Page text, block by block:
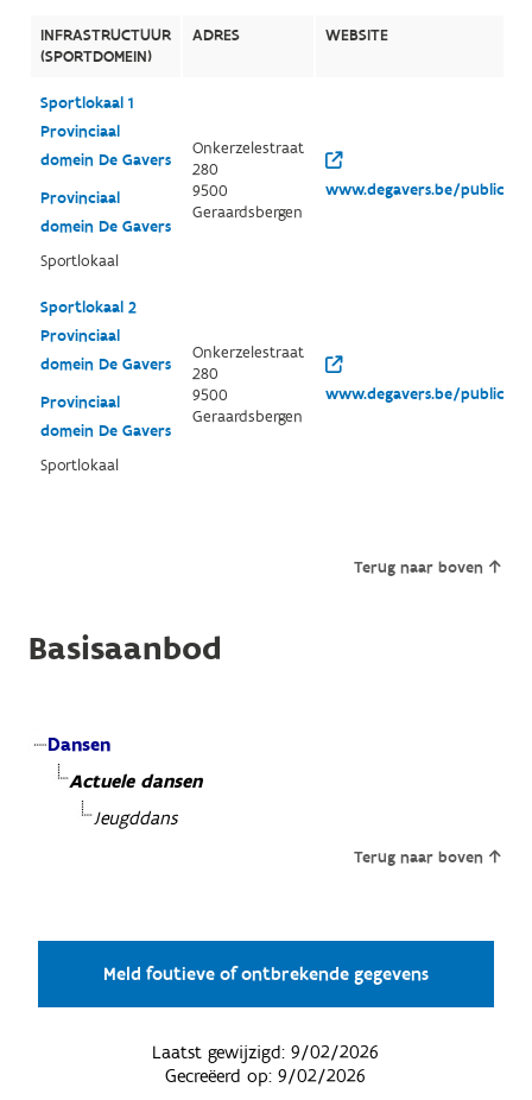
INFRASTRUCTUUR
(SPORTDOMEIN)
ADRES WEBSITE
Sportlokaal 1
Provinciaal
domein De Gavers
Provinciaal
domein De Gavers
Sportlokaal
Onkerzelestraat
280
9500
Geraardsbergen
www.degavers.be/public/
Sportlokaal 2
Provinciaal
domein De Gavers
Provinciaal
domein De Gavers
Sportlokaal
Onkerzelestraat
280
9500
Geraardsbergen
www.degavers.be/public/
Terug naar boven
Basisaanbod
Dansen
Actuele dansen
Jeugddans
Terug naar boven
Meld foutieve of ontbrekende gegevens
Laatst gewijzigd:9/02/2026
Gecreëerd op:9/02/2026